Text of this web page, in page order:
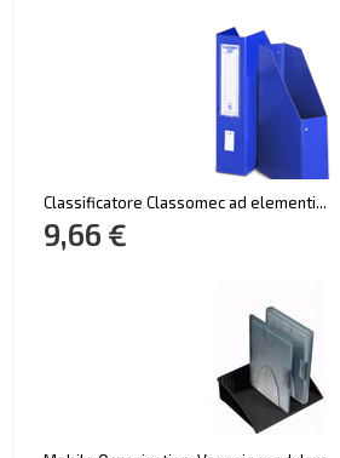
Classificatore Classomec ad elementi...
9,66 €